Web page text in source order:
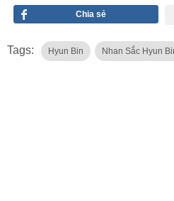
Chia sẻ
Tags: Hyun Bin Nhan Sắc Hyun